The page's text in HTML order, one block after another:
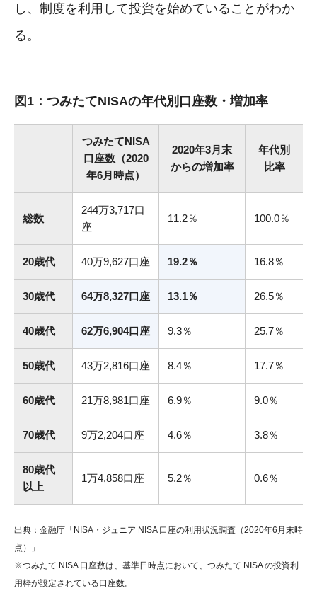
し、制度を利用して投資を始めていることがわか
る。
図1：つみたてNISAの年代別口座数・増加率
つみたてNISA
口座数（2020
年6月時点）
2020年3月末
からの増加率
年代別
比率
総数
244万3,717口
座
11.2％ 100.0％
20歳代 40万9,627口座 19.2％ 16.8％
30歳代 64万8,327口座 13.1％ 26.5％
40歳代 62万6,904口座 9.3％ 25.7％
50歳代 43万2,816口座 8.4％ 17.7％
60歳代 21万8,981口座 6.9％ 9.0％
70歳代 9万2,204口座 4.6％ 3.8％
80歳代
以上
1万4,858口座 5.2％ 0.6％
出典：金融庁「NISA・ジュニア NISA 口座の利用状況調査（2020年6月末時
点）」
※つみたて NISA 口座数は、基準日時点において、つみたて NISA の投資利
用枠が設定されている口座数。